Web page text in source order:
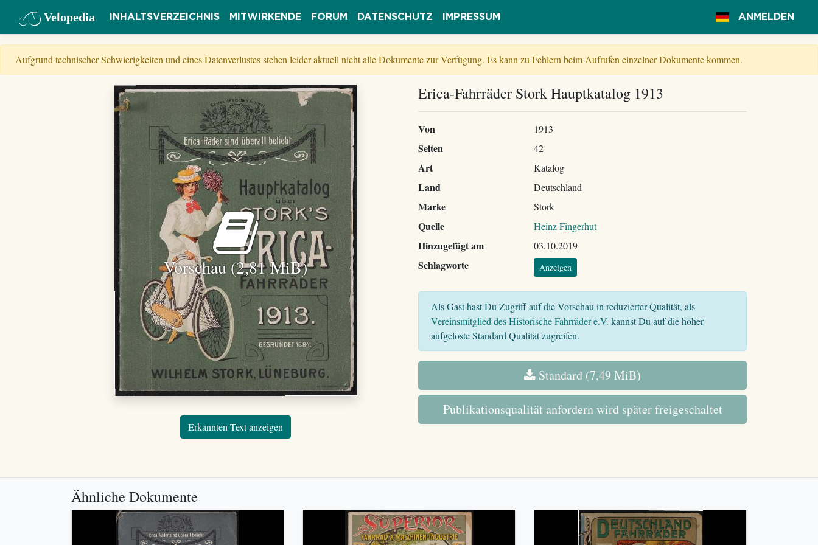
Velopedia INHALTSVERZEICHNIS MITWIRKENDE FORUM DATENSCHUTZ IMPRESSUM ANMELDEN
Aufgrund technischer Schwierigkeiten und eines Datenverlustes stehen leider aktuell nicht alle Dokumente zur Verfügung. Es kann zu Fehlern beim Aufrufen einzelner Dokumente kommen.
Vorschau (2,81 MiB)
Erkannten Text anzeigen
Erica-Fahrräder Stork Hauptkatalog 1913
Von 1913
Seiten 42
Art Katalog
Land Deutschland
Marke Stork
Quelle Heinz Fingerhut
Hinzugefügt am 03.10.2019
Schlagworte Anzeigen
Als Gast hast Du Zugriff auf die Vorschau in reduzierter Qualität, als
Vereinsmitglied des Historische Fahrräder e.V. kannst Du auf die höher
aufgelöste Standard Qualität zugreifen.
Standard (7,49 MiB)
Publikationsqualität anfordern wird später freigeschaltet
Ähnliche Dokumente